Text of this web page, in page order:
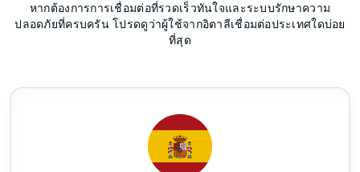
หากต้องการการเชื่อมต่อที่รวดเร็วทันใจและระบบรักษาความ
ปลอดภัยที่ครบครัน โปรดดูว่าผู้ใช้จากอิตาลีเชื่อมต่อประเทศใดบ่อย
ที่สุด